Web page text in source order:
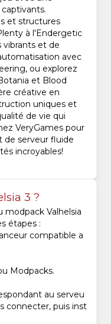
et structures
à l'Endergetic
vibrants et de
avec
ou explorez
et Blood
créative en
uniques et
de vie qui
VeryGames pour
de serveur fluide
incroyables!
3 ?
modpack Valhelsia
étapes :
compatible a
Modpacks.
au serveu
connecter, puis inst